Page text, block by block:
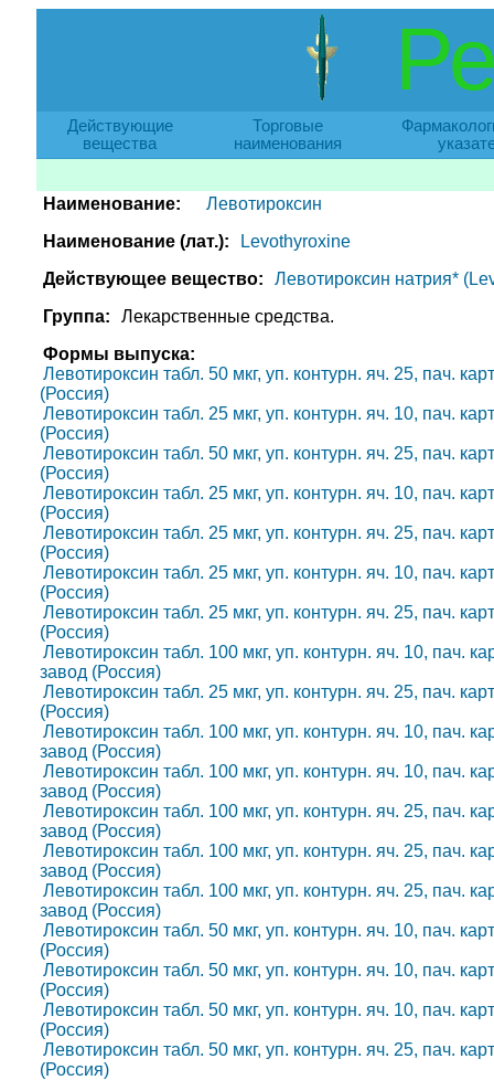
Действующие
вещества
Торговые
наименования
Наименование:
Левотироксин
Наименование (лат.):
Levothyroxine
Действующее вещество:
Левотироксин натрия*
Группа:
Лекарственные средства.
Формы выпуска:
Левотироксин табл. 50 мкг, уп. контурн. яч. 25, пач.
(Россия)
Левотироксин табл. 25 мкг, уп. контурн. яч. 10, пач.
(Россия)
Левотироксин табл. 50 мкг, уп. контурн. яч. 25, пач.
(Россия)
Левотироксин табл. 25 мкг, уп. контурн. яч. 10, пач.
(Россия)
Левотироксин табл. 25 мкг, уп. контурн. яч. 25, пач.
(Россия)
Левотироксин табл. 25 мкг, уп. контурн. яч. 10, пач.
(Россия)
Левотироксин табл. 25 мкг, уп. контурн. яч. 25, пач.
(Россия)
Левотироксин табл. 100 мкг, уп. контурн. яч. 10, пач.
завод (Россия)
Левотироксин табл. 25 мкг, уп. контурн. яч. 25, пач.
(Россия)
Левотироксин табл. 100 мкг, уп. контурн. яч. 10, пач.
завод (Россия)
Левотироксин табл. 100 мкг, уп. контурн. яч. 10, пач.
завод (Россия)
Левотироксин табл. 100 мкг, уп. контурн. яч. 25, пач.
завод (Россия)
Левотироксин табл. 100 мкг, уп. контурн. яч. 25, пач.
завод (Россия)
Левотироксин табл. 100 мкг, уп. контурн. яч. 25, пач.
завод (Россия)
Левотироксин табл. 50 мкг, уп. контурн. яч. 10, пач.
(Россия)
Левотироксин табл. 50 мкг, уп. контурн. яч. 10, пач.
(Россия)
Левотироксин табл. 50 мкг, уп. контурн. яч. 10, пач.
(Россия)
Левотироксин табл. 50 мкг, уп. контурн. яч. 25, пач.
(Россия)